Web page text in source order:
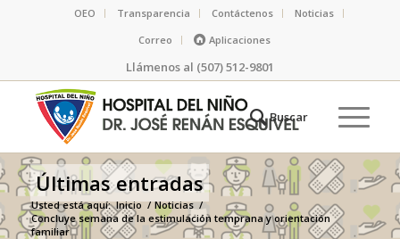
OEO Transparencia Contáctenos
Noticias
Correo
Aplicaciones
Llámenos al (507) 512-9801
Últimas entradas
Usted está aquí: Inicio / Noticias /
Concluye semana de la estimulación temprana y orientación
familiar